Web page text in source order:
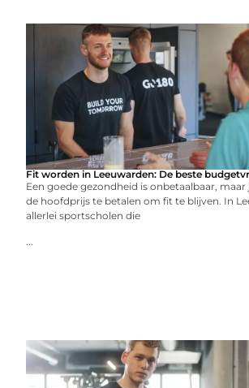
Fit worden in Leeuwarden: De beste
Een goede gezondheid is onbetaalbaar,
de hoofdprijs te betalen om fit te blijven. In
allerlei sportscholen die
...